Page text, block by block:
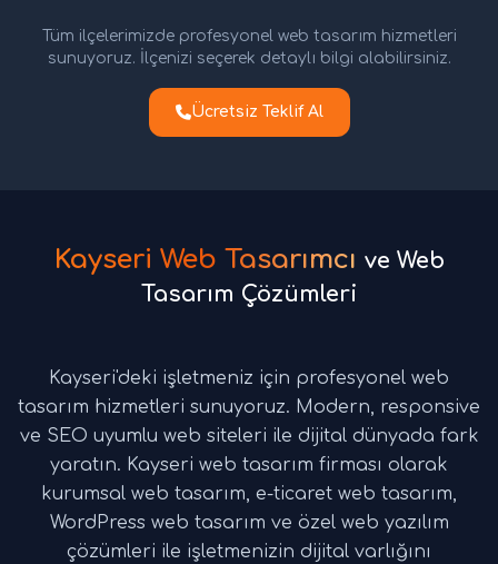
Tüm ilçelerimizde profesyonel web tasarım hizmetleri
sunuyoruz. İlçenizi seçerek detaylı bilgi alabilirsiniz.
Ücretsiz Teklif Al
Kayseri Web Tasarımcı ve Web
Tasarım Çözümleri
Kayseri'deki işletmeniz için profesyonel web
tasarım hizmetleri sunuyoruz. Modern, responsive
ve SEO uyumlu web siteleri ile dijital dünyada fark
yaratın. Kayseri web tasarım firması olarak
kurumsal web tasarım, e-ticaret web tasarım,
WordPress web tasarım ve özel web yazılım
çözümleri ile işletmenizin dijital varlığını